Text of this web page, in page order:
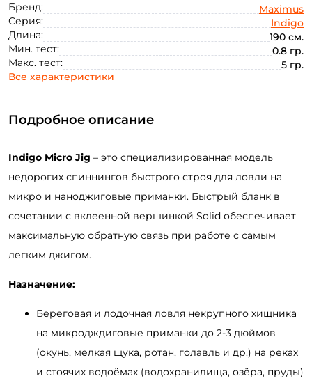
Бренд:
Maximus
Серия:
Indigo
Длина:
190 см.
Мин. тест:
0.8 гр.
Макс. тест:
5 гр.
Все характеристики
Подробное описание
Indigo Micro Jig – это специализированная модель
недорогих спиннингов быстрого строя для ловли на
микро и наноджиговые приманки. Быстрый бланк в
сочетании с вклеенной вершинкой Solid обеспечивает
максимальную обратную связь при работе с самым
легким джигом.
Назначение:
Береговая и лодочная ловля некрупного хищника
на микродждиговые приманки до 2-3 дюймов
(окунь, мелкая щука, ротан, голавль и др.) на реках
и стоячих водоёмах (водохранилища, озёра, пруды)